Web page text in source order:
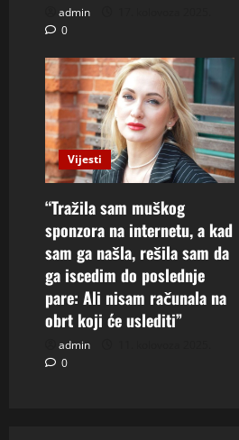
admin
0
Vijesti
“Tražila sam muškog
sponzora na internetu, a kad
sam ga našla, rešila sam da
ga iscedim do poslednje
pare: Ali nisam računala na
obrt koji će uslediti”
admin
0